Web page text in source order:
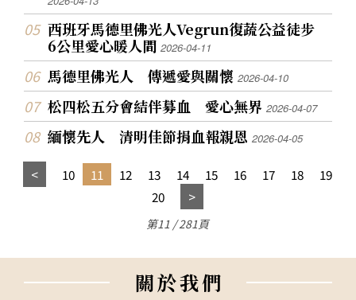
西班牙馬德里佛光人Vegrun復蔬公益徒步
6公里愛心暖人間2026-04-11
馬德里佛光人 傳遞愛與關懷2026-04-10
松四松五分會結伴募血 愛心無界2026-04-07
緬懷先人 清明佳節捐血報親恩2026-04-05
10 11 12 13 14 15 16 17 18
19
20
第11 / 281頁
關於我們